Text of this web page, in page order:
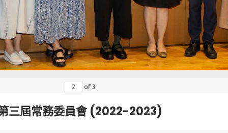
of 3
三屆常務委員會 (2022-2023)